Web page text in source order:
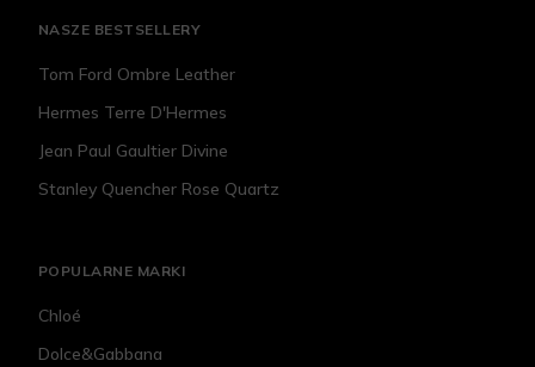
NASZE BESTSELLERY
Tom Ford Ombre Leather
Hermes Terre D'Hermes
Jean Paul Gaultier Divine
Stanley Quencher Rose Quartz
POPULARNE MARKI
Chloé
Dolce&Gabbana